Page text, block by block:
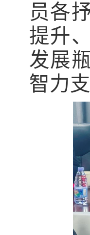
员各
提升
发展
智力支